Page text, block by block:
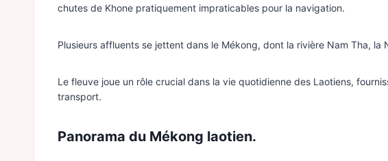
chutes de Khone pratiquement impraticables pour la navigation.
Plusieurs affluents se jettent dans le Mékong, dont la rivière Nam Tha, la
Le fleuve joue un rôle crucial dans la vie quotidienne des Laotiens,
transport.
Panorama du Mékong laotien.